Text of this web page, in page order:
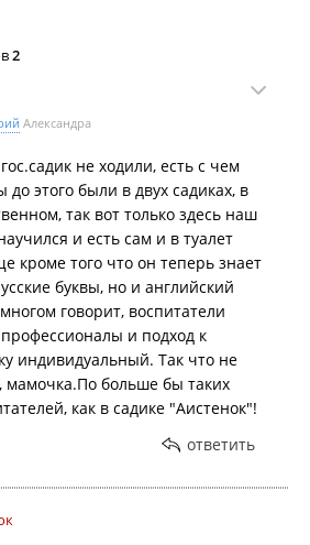
и достойному саду и
2
Александра
не ходили, есть с чем
этого были в двух садиках, в
так вот только здесь наш
и есть сам и в туалет
кроме того что он теперь знает
буквы, но и английский
говорит, воспитатели
и подход к
индивидуальный. Так что не
мамочка.По больше бы таких
как в садике "Аистенок"!
ответить